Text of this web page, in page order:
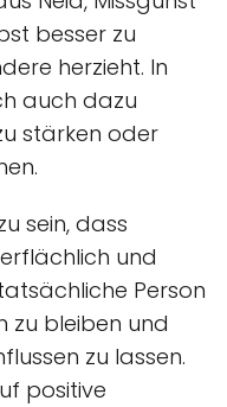
besser zu
herzieht. In
auch dazu
stärken oder
sein, dass
und
Person
zu bleiben und
zu lassen.
positive